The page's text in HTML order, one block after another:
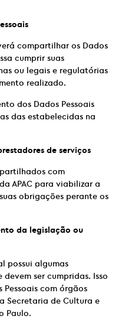
compartilhar os Dados
cumprir suas
ou legais e regulatórias
realizado.
dos Dados Pessoais
das estabelecidas na
de serviços
com
APAC para viabilizar a
obrigações perante os
da legislação ou
possui algumas
ser cumpridas. Isso
com órgãos
Secretaria de Cultura e
Paulo.